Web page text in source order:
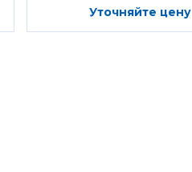
Уточняйте цену